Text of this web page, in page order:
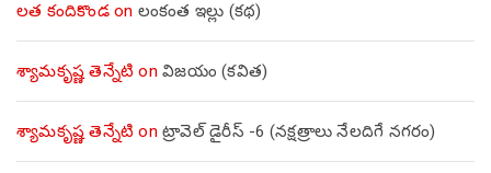
లత కందికొండon లంకంత ఇల్లు (కథ)
శ్యామకృష్ణ తెన్నేటి on విజయం (కవిత)
శ్యామకృష్ణ తెన్నేటి on ట్రావెల్ డైరీస్ -6 (నక్షత్రాలు నేలదిగే నగరం)